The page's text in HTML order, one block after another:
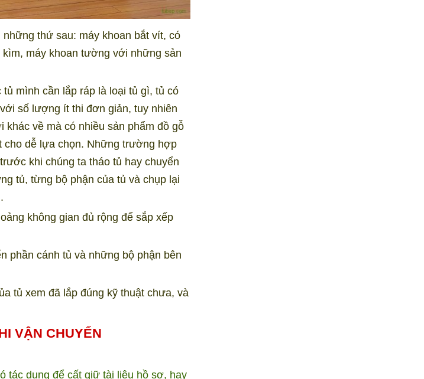
thứ sau: máy khoan bắt vít, có
máy khoan tường với những sản
mình cần lắp ráp là loại tủ gì, tủ có
số lượng ít thi đơn giản, tuy nhiên
về mà có nhiều sản phẩm đồ gỗ
cho dễ lựa chọn. Những trường hợp
khi chúng ta tháo tủ hay chuyển
tủ, từng bộ phận của tủ và chụp lại
không gian đủ rộng để sắp xếp
phần cánh tủ và những bộ phận bên
tủ xem đã lắp đúng kỹ thuật chưa, và
VẬN CHUYỂN
tác dụng để cất giữ tài liệu hồ sơ, hay